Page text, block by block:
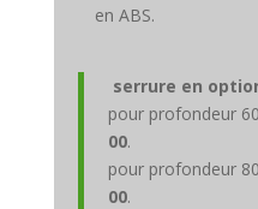
en ABS.
serrure en
pour profondeur
00.
pour profondeur
00.